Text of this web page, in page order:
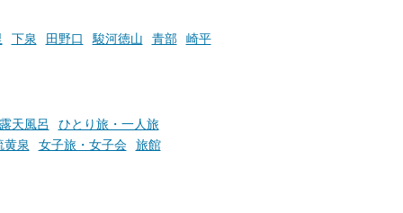
設
札」を集めることで、オリジナ
ルグッズや無料券などの特典と
ュやアウフグースなど、サウナ
好きにはたまらない多彩なイベ
ントも予定されています。ぜひ
下泉 田野口 駿河徳山 青部 崎平
天風呂
ひとり旅・一人旅
黄泉
女子旅・女子会 旅館